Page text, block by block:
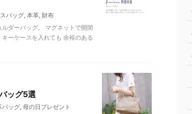
バッグ, 本革, 財布
ダーバッグ。 マグネットで開閉
ーケースを入れても 余裕のある
ッグ5選
バッグ, 母の日プレゼント